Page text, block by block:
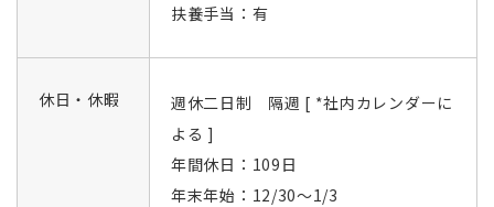
扶養手当：有
休日・休暇
週休二日制 隔週 [ *社内カレンダーに
よる ]
年間休日：109日
年末年始：12/30～1/3